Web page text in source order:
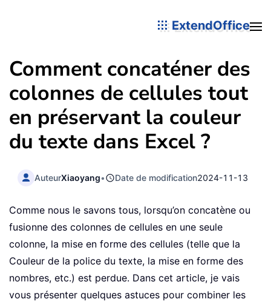
ExtendOffice
Comment concaténer des
colonnes de cellules tout
en préservant la couleur
du texte dans Excel ?
AuteurXiaoyang• Date de modification2024-11-13
Comme nous le savons tous, lorsqu’on concatène ou
fusionne des colonnes de cellules en une seule
colonne, la mise en forme des cellules (telle que la
Couleur de la police du texte, la mise en forme des
nombres, etc.) est perdue. Dans cet article, je vais
vous présenter quelques astuces pour combiner les